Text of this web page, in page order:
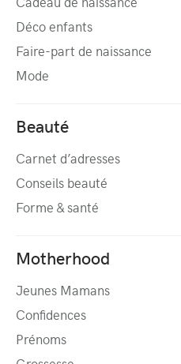
Déco enfants
Faire-part de naissance
Mode
Beauté
Carnet d’adresses
Conseils beauté
Forme & santé
Motherhood
Jeunes Mamans
Confidences
Prénoms